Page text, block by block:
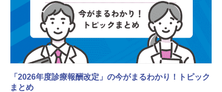
「2026年度診療報酬改定」の今がまるわかり！トピック
まとめ